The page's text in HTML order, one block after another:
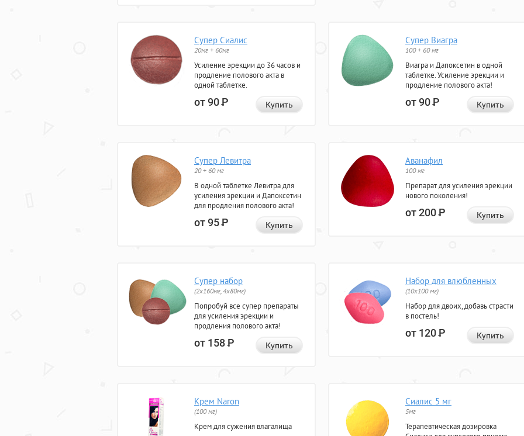
Супер Сиалис
20мг + 60мг
Усиление эрекции до 36 часов и
продление полового акта в
одной таблетке.
от 90Р Купить
Супер Виагра
100 + 60 мг
Виагра и Дапоксетин в одной
таблетке. Усиление эрекции и
продление полового акта!
от 90Р Купить
Супер Левитра
20 + 60 мг
В одной таблетке Левитра для
усиления эрекции и Дапоксетин
для продления полового акта!
от 95Р Купить
Аванафил
100 мг
Препарат для усиления эрекции
нового поколения!
от 200Р Купить
Супер набор
(2х160мг, 4х80мг)
Попробуй все супер препараты
для усиления эрекции и
продления полового акта!
от 158Р Купить
Набор для влюбленных
(10х100 мг)
Набор для двоих, добавь страсти
в постель!
от 120Р Купить
Крем Naron
(100 мг)
Крем для сужения влагалища
Сиалис 5 мг
5мг
Терапевтическая дозировка